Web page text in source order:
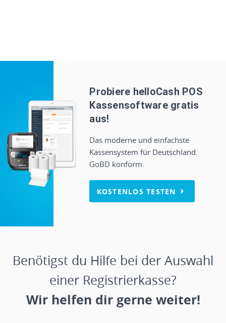
Probiere helloCash POS
Kassensoftware gratis
aus!
Das moderne und einfachste
Kassensystem für Deutschland.
GoBD konform.
KOSTENLOS TESTEN
Benötigst du Hilfe bei der Auswahl
einer Registrierkasse?
Wir helfen dir gerne weiter!